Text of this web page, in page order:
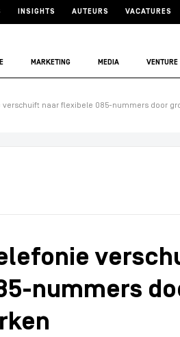
INSIGHTS AUTEURS VACATURES
MARKETING MEDIA VENTURE
naar flexibele 085-nummers door
nummers